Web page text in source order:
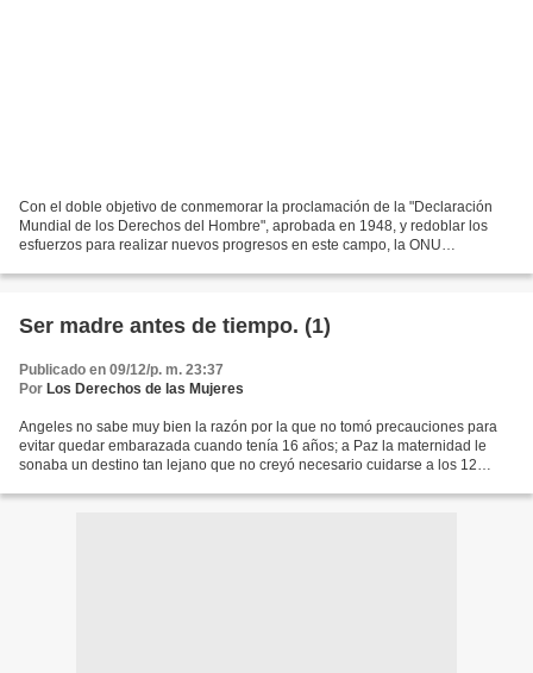
Con el doble objetivo de conmemorar la proclamación de la "Declaración
Mundial de los Derechos del Hombre", aprobada en 1948, y redoblar los
esfuerzos para realizar nuevos progresos en este campo, la ONU
Ser madre antes de tiempo. (1)
Publicado en 09/12/p. m. 23:37
Por Los Derechos de las Mujeres
Angeles no sabe muy bien la razón por la que no tomó precauciones para
evitar quedar embarazada cuando tenía 16 años; a Paz la maternidad le
sonaba un destino tan lejano que no creyó necesario cuidarse a los 12